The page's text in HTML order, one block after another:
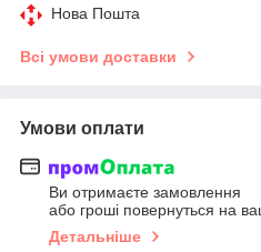
Нова Пошта
Всі умови доставки
Умови оплати
Ви отримаєте замовлення
або гроші повернуться на
Детальніше